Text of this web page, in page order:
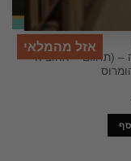
אזל מהמלאי
– (תרגום – אהוביה